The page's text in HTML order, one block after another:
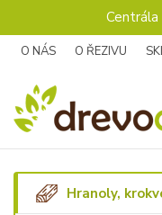
O NÁS O ŘEZIVU
Hranoly,